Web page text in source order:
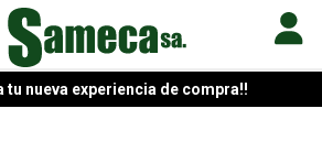
tu nueva experiencia de compra!!